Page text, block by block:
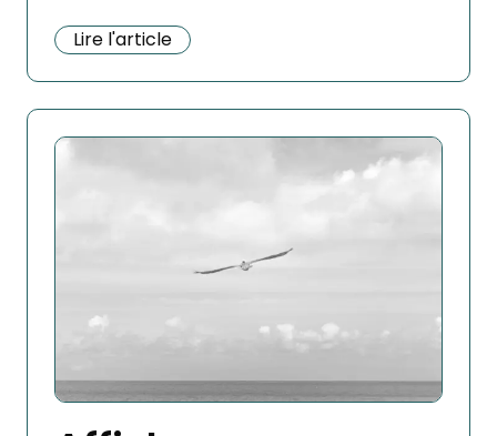
Lire l'article